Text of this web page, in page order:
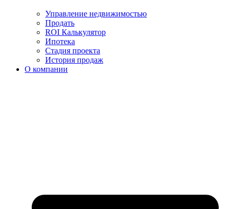
Управление недвижимостью
Продать
ROI Калькулятор
Ипотека
Стадия проекта
История продаж
О компании